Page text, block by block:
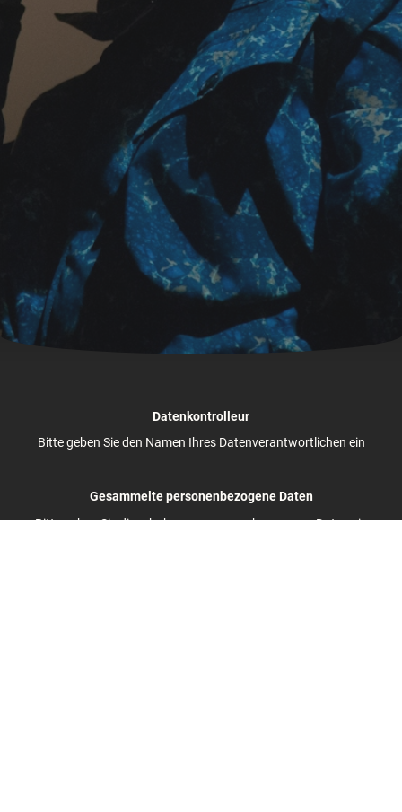
Datenkontrolleur
Bitte geben Sie den Namen Ihres Datenverantwortlichen ein
Gesammelte personenbezogene Daten
Bitte geben Sie die erhobenen personenbezogenen Daten ein